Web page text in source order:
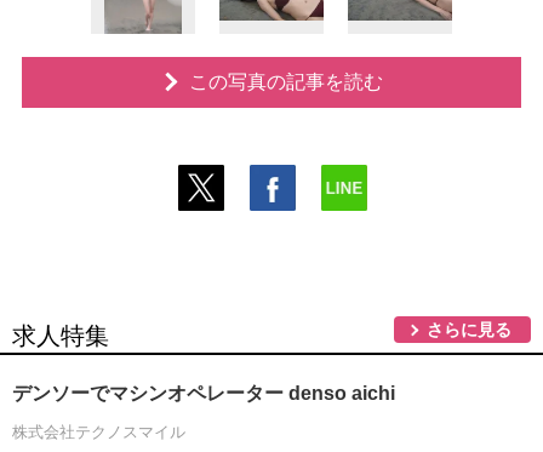
この写真の記事を読む
求人特集 さらに見る
デンソーでマシンオペレーター denso aichi
株式会社テクノスマイル